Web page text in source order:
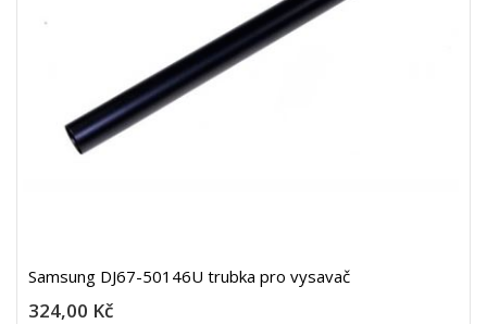
Samsung DJ67-50146U trubka pro vysavač
324,00 Kč